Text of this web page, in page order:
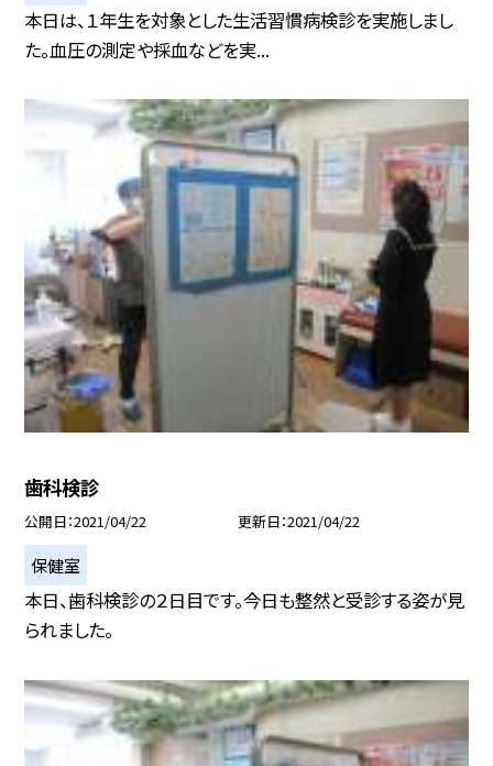
本日は、１年生を対象とした生活習慣病検診を実施しまし
た。血圧の測定や採血などを実...
歯科検診
公開日 2021/04/22 更新日 2021/04/22
保健室
本日、歯科検診の２日目です。今日も整然と受診する姿が見
られました。